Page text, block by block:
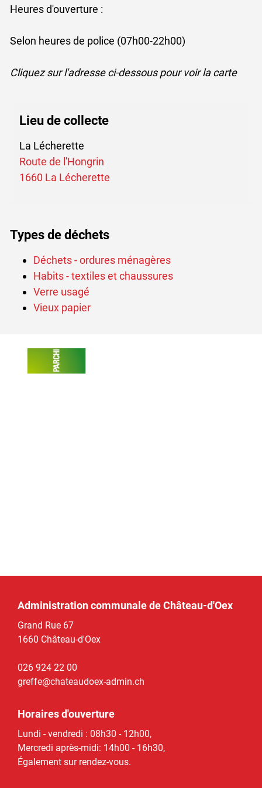
Heures d'ouverture :
Selon heures de police (07h00-22h00)
Cliquez sur l'adresse ci-dessous pour voir la carte
Lieu de collecte
La Lécherette
Route de l'Hongrin
1660 La Lécherette
Types de déchets
Déchets - ordures ménagères
Habits - textiles et chaussures
Verre usagé
Vieux papier
Verschiedene Informationen
Administration communale de Château-d'Oex
Grand Rue 67
1660 Château-d'Oex
026 924 22 00
greffe@chateaudoex-admin.ch
Horaires d'ouverture
Lundi - vendredi : 08h30 - 12h00,
Mercredi après-midi: 14h00 - 16h30,
Également sur rendez-vous.